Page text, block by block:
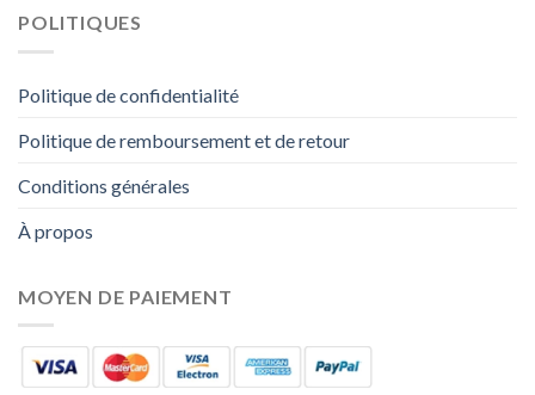
POLITIQUES
Politique de confidentialité
Politique de remboursement et de retour
Conditions générales
À propos
MOYEN DE PAIEMENT